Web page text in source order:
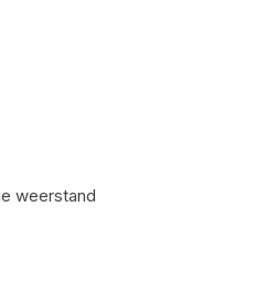
weerstand